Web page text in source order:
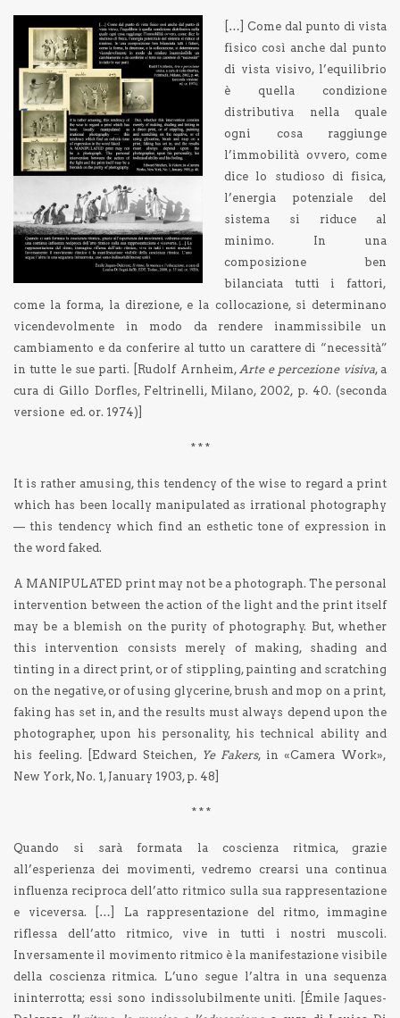
[…] Come dal punto di vista
fisico così anche dal punto
di vista visivo, l’equilibrio
è quella condizione
distributiva nella quale
ogni cosa raggiunge
l’immobilità ovvero, come
dice lo studioso di fisica,
l’energia potenziale del
sistema si riduce al
minimo. In una
composizione ben
bilanciata tutti i fattori,
come la forma, la direzione, e la collocazione, si determinano
vicendevolmente in modo da rendere inammissibile un
cambiamento e da conferire al tutto un carattere di “necessità”
in tutte le sue parti. [Rudolf Arnheim, Arte e percezione visiva, a
cura di Gillo Dorfles, Feltrinelli, Milano, 2002, p. 40. (seconda
versione ed. or. 1974)]
* * *
It is rather amusing, this tendency of the wise to regard a print
which has been locally manipulated as irrational photography
— this tendency which find an esthetic tone of expression in
the word faked.
A MANIPULATED print may not be a photograph. The personal
intervention between the action of the light and the print itself
may be a blemish on the purity of photography. But, whether
this intervention consists merely of making, shading and
tinting in a direct print, or of stippling, painting and scratching
on the negative, or of using glycerine, brush and mop on a print,
faking has set in, and the results must always depend upon the
photographer, upon his personality, his technical ability and
his feeling. [Edward Steichen, Ye Fakers, in «Camera Work»,
New York, No. 1, January 1903, p. 48]
* * *
Quando si sarà formata la coscienza ritmica, grazie
all’esperienza dei movimenti, vedremo crearsi una continua
influenza reciproca dell’atto ritmico sulla sua rappresentazione
e viceversa. […] La rappresentazione del ritmo, immagine
riflessa dell’atto ritmico, vive in tutti i nostri muscoli.
Inversamente il movimento ritmico è la manifestazione visibile
della coscienza ritmica. L’uno segue l’altra in una sequenza
ininterrotta; essi sono indissolubilmente uniti. [Émile Jaques-